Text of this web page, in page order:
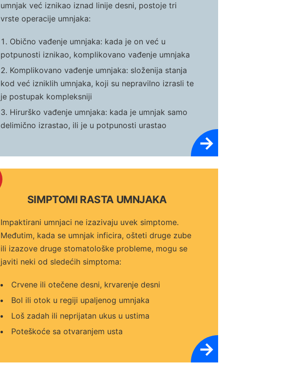
umnjak već iznikao iznad linije desni, postoje tri
vrste operacije umnjaka:
Obično vađenje umnjaka: kada je on već u
potpunosti iznikao, komplikovano vađenje umnjaka
Komplikovano vađenje umnjaka: složenija stanja
kod već izniklih umnjaka, koji su nepravilno izrasli te
je postupak kompleksniji
Hirurško vađenje umnjaka: kada je umnjak samo
delimično izrastao, ili je u potpunosti urastao
→
SIMPTOMI RASTA UMNJAKA
Impaktirani umnjaci ne izazivaju uvek simptome.
Međutim, kada se umnjak inficira, ošteti druge zube
ili izazove druge stomatološke probleme, mogu se
javiti neki od sledećih simptoma:
Crvene ili otečene desni, krvarenje desni
Bol ili otok u regiji upaljenog umnjaka
Loš zadah ili neprijatan ukus u ustima
Poteškoće sa otvaranjem usta
→